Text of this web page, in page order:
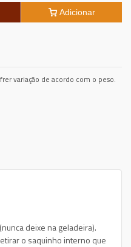
Adicionar
variação de acordo com o peso.
deixe na geladeira).
o saquinho interno que